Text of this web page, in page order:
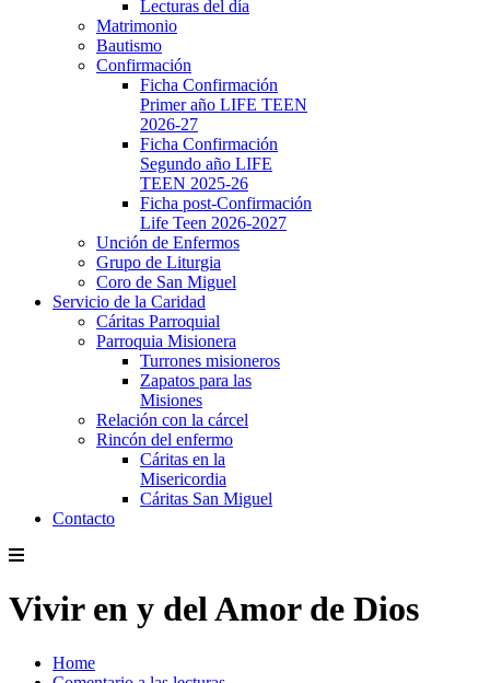
Lecturas del día
Matrimonio
Bautismo
Confirmación
Ficha Confirmación
Primer año LIFE TEEN
2026-27
Ficha Confirmación
Segundo año LIFE
TEEN 2025-26
Ficha post-Confirmación
Life Teen 2026-2027
Unción de Enfermos
Grupo de Liturgia
Coro de San Miguel
Servicio de la Caridad
Cáritas Parroquial
Parroquia Misionera
Turrones misioneros
Zapatos para las
Misiones
Relación con la cárcel
Rincón del enfermo
Cáritas en la
Misericordia
Cáritas San Miguel
Contacto
Vivir en y del Amor de Dios
Home